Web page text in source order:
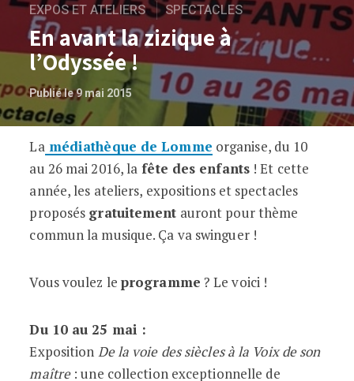
EXPOS ET ATELIERS SPECTACLES
En avant la zizique à
l’Odyssée !
Publié le 9 mai 2015
En avant la zizique à l’Odyssée !
Lamédiathèque de Lomme organise, du 10
au 26 mai 2016, la fête des enfants! Et cette
année, les ateliers, expositions et spectacles
proposés gratuitement auront pour thème
commun la musique. Ça va swinguer !
Vous voulez le programme ? Le voici !
Du 10 au 25 mai :
Exposition De la voie des siècles à la Voix de son
maître: une collection exceptionnelle de